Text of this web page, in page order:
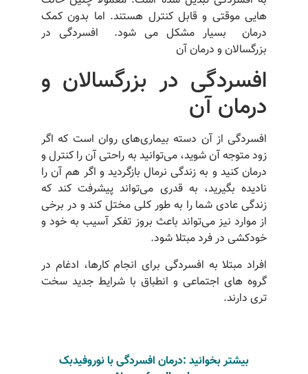
هایی موقتی و قابل کنترل هستند. اما بدون کمک
درمان بسیار مشکل می شود. افسردگی در
بزرگسالان و درمان آن
افسردگی در بزرگسالان و
درمان آن
افسردگی از آن دسته بیماری‌های روان است که اگر
زود متوجه آن شوید، می‌توانید به راحتی آن را کنترل و
درمان کنید و به زندگی نرمال بازگردید و اگر هم آن را
نادیده‌ بگیرید، به قدری می‌تواند پیشرفت کند که
زندگی عادی شما را به طور کلی مختل کند و در برخی
از موارد نیز می‌تواند باعث بروز تفکر آسیب به خود و
خودکشی در فرد مبتلا شود.
افراد مبتلا به افسردگی برای انجام کارها، ادغام در
گروه های اجتماعی و انطباق با شرایط جدید سخت
تری دارند.
بیشتر بخوانید :درمان افسردگی با نوروفیدبک